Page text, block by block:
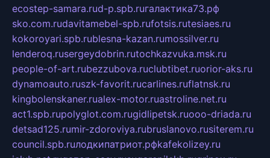
ecostep-samara.rud-p.spb.ruгалактика73.рф
sko.com.rudavitamebel-spb.rufotsis.rutesiaes.ru
kokoroyari.spb.rublesna-kazan.rumossilver.ru
lenderoq.rusergeydobrin.rutochkazvuka.msk.ru
people-of-art.rubezzubova.ruclubtibet.ruorior-aks.ru
dynamoauto.ruszk-favorit.rucarlines.ruflatnsk.ru
kingbolenskaner.rualex-motor.ruastroline.net.ru
act1.spb.rupolyglot.com.rugidlipetsk.ruooo-driada.ru
detsad125.rumir-zdoroviya.rubruslanovo.rusiterem.ru
council.spb.ruлодкипатриот.рфkafekolizey.ru